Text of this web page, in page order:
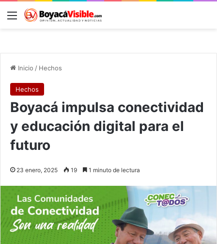
Menú
Inicio / Hechos
Hechos
Boyacá impulsa conectividad
y educación digital para el
futuro
23 enero, 2025 19 1 minuto de lectura